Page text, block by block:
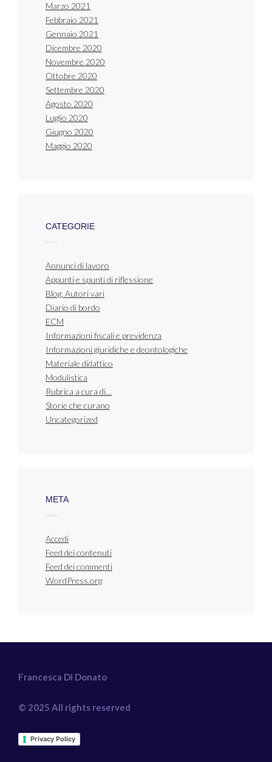
Marzo 2021
Febbraio 2021
Gennaio 2021
Dicembre 2020
Novembre 2020
Ottobre 2020
Settembre 2020
Agosto 2020
Luglio 2020
Giugno 2020
Maggio 2020
CATEGORIE
Annunci di lavoro
Appunti e spunti di riflessione
Blog. Autori vari
Diario di bordo
ECM
Informazioni fiscali e previdenza
Informazioni giuridiche e deontologiche
Materiale didattico
Modulistica
Rubrica a cura di…
Storie che curano
Uncategorized
META
Accedi
Feed dei contenuti
Feed dei commenti
WordPress.org
Francesca Di Donato
© 2025 All rights reserved
Privacy Policy